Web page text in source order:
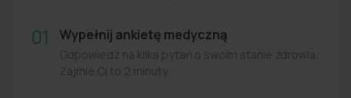
01 Wypełnij ankietę medyczną
Odpowiedz na kilka pytań o swoim stanie zdrowia.
Zajmie Ci to 2 minuty.